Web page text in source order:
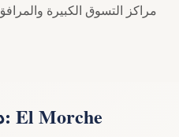
مراكز التسوق الكبيرة
دليل المنطقة: El Morche